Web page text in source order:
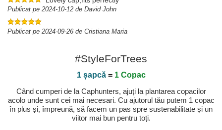
Publicat pe 2024-10-12 de David John
Publicat pe 2024-09-26 de Cristiana Maria
#StyleForTrees
1 șapcă= 1 Copac
Când cumperi de la Caphunters, ajuți la plantarea copacilor
acolo unde sunt cei mai necesari. Cu ajutorul tău putem 1 copac
în plus și, împreună, să facem un pas spre sustenabilitate și un
viitor mai bun pentru toți.